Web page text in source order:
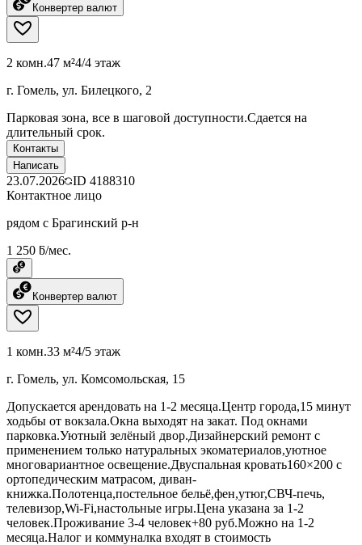
Конвертер валют
2 комн.47 м²4/4 этаж
г. Гомель, ул. Билецкого, 2
Парковая зона, все в шаговой доступности.Сдается на
длительный срок.
Контакты
Написать
23.07.2026 ID 4188310
Контактное лицо
рядом с Брагинский р-н
1 250 ƃ/мес.
Конвертер валют
1 комн.33 м²4/5 этаж
г. Гомель, ул. Комсомольская, 15
Допускается арендовать на 1-2 месяца.Центр города,15 минут
ходьбы от вокзала.Окна выходят на закат. Под окнами
парковка.Уютный зелёный двор.Дизайнерский ремонт с
применением только натуральных экоматериалов,уютное
многовариантное освещение.Двуспальная кровать160×200 с
ортопедическим матрасом, диван-
книжка.Полотенца,постельное бельё,фен,утюг,СВЧ-печь,
телевизор,Wi-Fi,настольные игры.Цена указана за 1-2
человек.Проживание 3-4 человек+80 руб.Можно на 1-2
месяца.Налог и коммуналка входят в стоимость